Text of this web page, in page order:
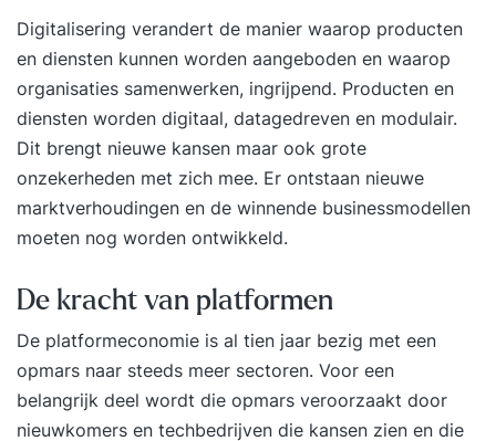
Digitalisering verandert de manier waarop producten
en diensten kunnen worden aangeboden en waarop
organisaties samenwerken, ingrijpend. Producten en
diensten worden digitaal, datagedreven en modulair.
Dit brengt nieuwe kansen maar ook grote
onzekerheden met zich mee. Er ontstaan nieuwe
marktverhoudingen en de winnende businessmodellen
moeten nog worden ontwikkeld.
De kracht van platformen
De platformeconomie is al tien jaar bezig met een
opmars naar steeds meer sectoren. Voor een
belangrijk deel wordt die opmars veroorzaakt door
nieuwkomers en techbedrijven die kansen zien en die